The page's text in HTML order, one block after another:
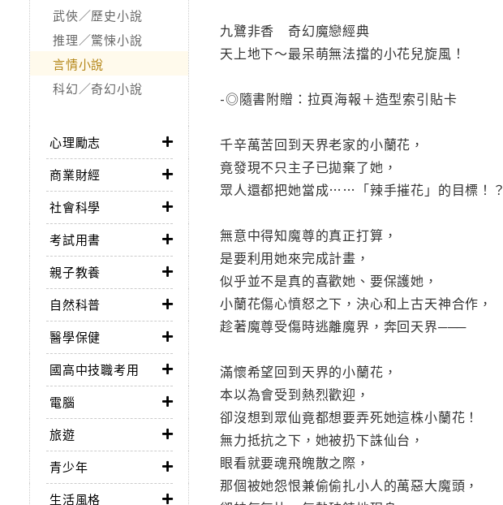
武俠／歷史小說
推理／驚悚小說
言情小說
科幻／奇幻小說
心理勵志
商業財經
社會科學
考試用書
親子教養
自然科普
醫學保健
國高中技職考用
電腦
旅遊
青少年
生活風格
九鷺非香 奇幻魔戀經典
天上地下～最呆萌無法擋的小花兒旋風！
-◎隨書附贈：拉頁海報＋造型索引貼卡
千辛萬苦回到天界老家的小蘭花，
竟發現不只主子已拋棄了她，
眾人還都把她當成……「辣手摧花」的目標！？
無意中得知魔尊的真正打算，
是要利用她來完成計畫，
似乎並不是真的喜歡她、要保護她，
小蘭花傷心憤怒之下，決心和上古天神合作，
趁著魔尊受傷時逃離魔界，奔回天界───
滿懷希望回到天界的小蘭花，
本以為會受到熱烈歡迎，
卻沒想到眾仙竟都想要弄死她這株小蘭花！
無力抵抗之下，她被扔下誅仙台，
眼看就要魂飛魄散之際，
那個被她怨恨兼偷偷扎小人的萬惡大魔頭，